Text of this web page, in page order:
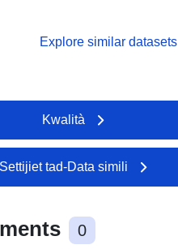
Explore similar datasets
Kwalità
Settijiet tad-Data simili
0